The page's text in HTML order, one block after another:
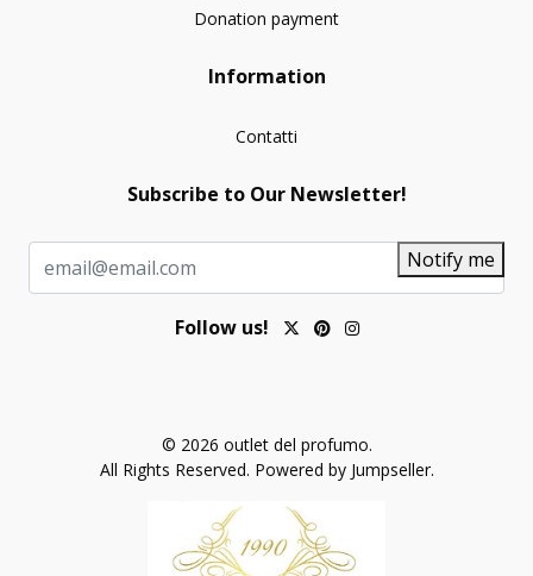
Donation payment
Information
Contatti
Subscribe to Our Newsletter!
Notify me
Follow us!
© 2026 outlet del profumo.
All Rights Reserved. Powered by Jumpseller.